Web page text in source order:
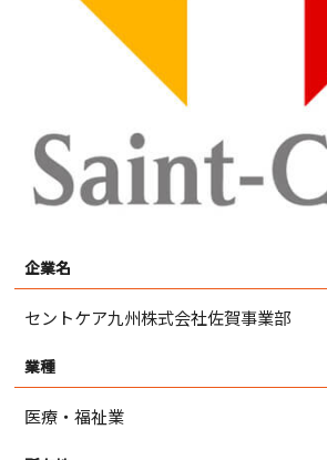
企業名
セントケア九州株式会社佐賀事業部
業種
医療・福祉業